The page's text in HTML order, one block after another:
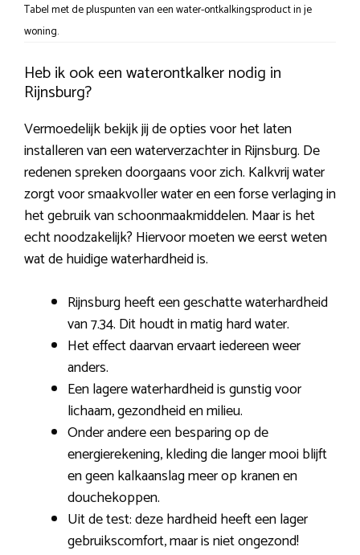
Tabel met de pluspunten van een water-ontkalkingsproduct in je
woning.
Heb ik ook een waterontkalker nodig in
Rijnsburg?
Vermoedelijk bekijk jij de opties voor het laten
installeren van een waterverzachter in Rijnsburg. De
redenen spreken doorgaans voor zich. Kalkvrij water
zorgt voor smaakvoller water en een forse verlaging in
het gebruik van schoonmaakmiddelen. Maar is het
echt noodzakelijk? Hiervoor moeten we eerst weten
wat de huidige waterhardheid is.
Rijnsburg heeft een geschatte waterhardheid
van 7.34. Dit houdt in matig hard water.
Het effect daarvan ervaart iedereen weer
anders.
Een lagere waterhardheid is gunstig voor
lichaam, gezondheid en milieu.
Onder andere een besparing op de
energierekening, kleding die langer mooi blijft
en geen kalkaanslag meer op kranen en
douchekoppen.
Uit de test: deze hardheid heeft een lager
gebruikscomfort, maar is niet ongezond!